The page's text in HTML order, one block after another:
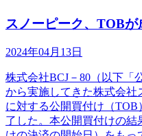
スノーピーク、TOB
2024年04月13日
株式会社BCJ－80（以下「
から実施してきた株式会社
に対する公開買付け（TOB
了した。本公開買付けの結